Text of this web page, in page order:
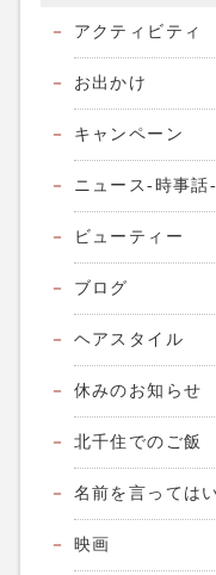
アクティビティ
お出かけ
キャンペーン
ニュース-時事話-
ビューティー
ブログ
ヘアスタイル
休みのお知らせ
北千住でのご飯
名前を言っては
映画